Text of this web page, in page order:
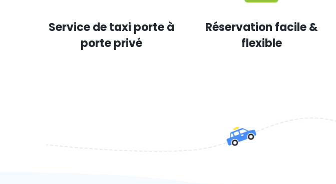
Service de taxi porte à
porte privé
Réservation facile &
flexible